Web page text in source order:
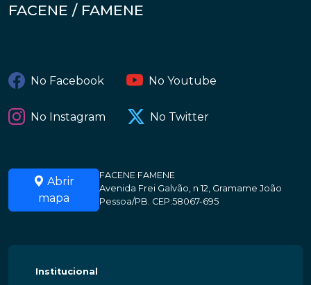
FACENE / FAMENE
No Facebook No Youtube
No Instagram No Twitter
Abrir
mapa
FACENE FAMENE
Avenida Frei Galvão, n 12, Gramame João
Pessoa/PB. CEP:58067-695
Institucional